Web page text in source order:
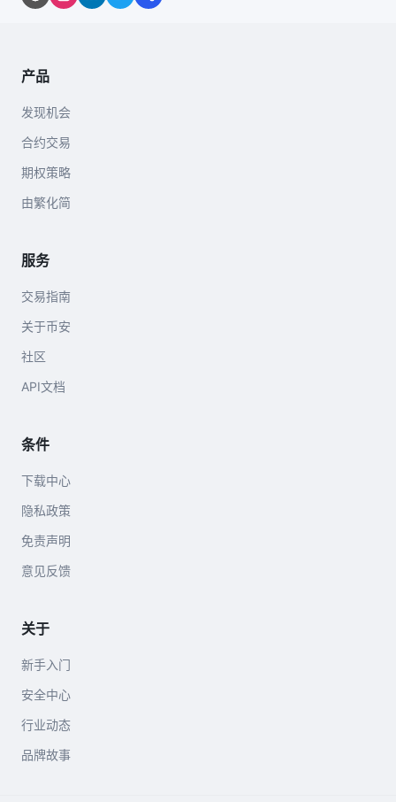
产品
发现机会
合约交易
期权策略
由繁化简
服务
交易指南
关于币安
社区
API文档
条件
下载中心
隐私政策
免责声明
意见反馈
关于
新手入门
安全中心
行业动态
品牌故事